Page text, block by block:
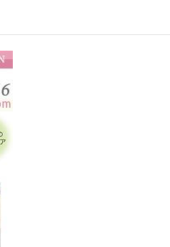
！お肌を引っ張ってポカポカ